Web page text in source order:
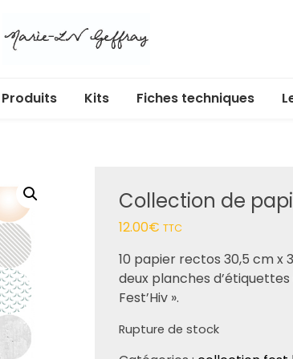
Produits
Badges
Box
Calendrier de l’Avent
Dies
Etiquettes à découper
Kits Fiches techniques
Collection de
12.00€ TTC
10 papier rectos 30,5 cm x
deux planches
Fest’Hiv ».
Rupture de stock